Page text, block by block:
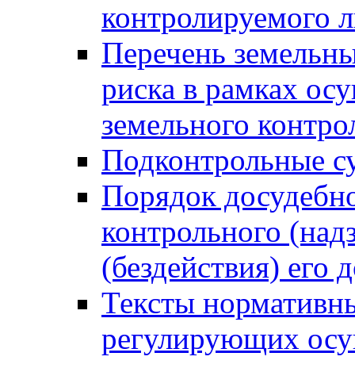
контролируемого
Перечень
риска в рамках
земельного
Подконтрольные
Порядок
контрольного
(бездействия)
Тексты
регулирующих